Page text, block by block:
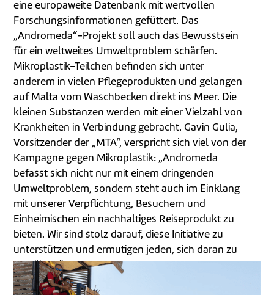
eine europaweite Datenbank mit wertvollen
Forschungsinformationen gefüttert. Das
„Andromeda“-Projekt soll auch das Bewusstsein
für ein weltweites Umweltproblem schärfen.
Mikroplastik-Teilchen befinden sich unter
anderem in vielen Pflegeprodukten und gelangen
auf Malta vom Waschbecken direkt ins Meer. Die
kleinen Substanzen werden mit einer Vielzahl von
Krankheiten in Verbindung gebracht. Gavin Gulia,
Vorsitzender der „MTA“, verspricht sich viel von der
Kampagne gegen Mikroplastik: „Andromeda
befasst sich nicht nur mit einem dringenden
Umweltproblem, sondern steht auch im Einklang
mit unserer Verpflichtung, Besuchern und
Einheimischen ein nachhaltiges Reiseprodukt zu
bieten. Wir sind stolz darauf, diese Initiative zu
unterstützen und ermutigen jeden, sich daran zu
beteiligen."